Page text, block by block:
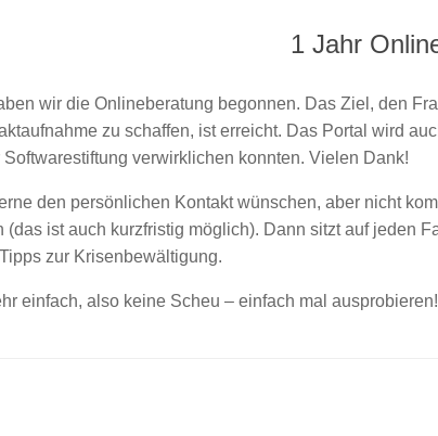
1 Jahr
wir die Onlineberatung begonnen. Das Ziel, den
zu schaffen, ist erreicht. Das Portal wird
verwirklichen konnten. Vielen Dank!
den persönlichen Kontakt wünschen, aber nicht
(das ist auch kurzfristig möglich). Dann sitzt auf jeden
zur Krisenbewältigung.
einfach, also keine Scheu – einfach mal ausprobieren!